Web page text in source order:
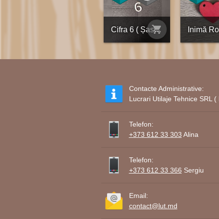
Cifra 6 ( Șase )
shopping_cart
Contacte Administrative:
Lucrari Utilaje Tehnice SRL
Telefon:
+373 612 33 303 Alina
Telefon:
+373 612 33 366 Sergiu
Email:
contact@lut.md